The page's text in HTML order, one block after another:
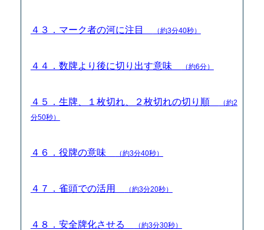
４３．マーク者の河に注目 （約3分40秒）
４４．数牌より後に切り出す意味 （約6分）
４５．生牌、１枚切れ、２枚切れの切り順
（約2
分50秒）
４６．役牌の意味 （約3分40秒）
４７．雀頭での活用 （約3分20秒）
４８．安全牌化させる （約3分30秒）